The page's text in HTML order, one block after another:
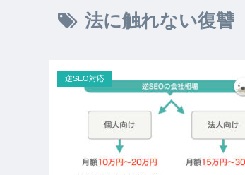
法に触れない復讐
逆SEO対応